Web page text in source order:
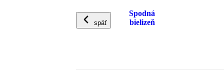
späť
Spodná
bielizeň